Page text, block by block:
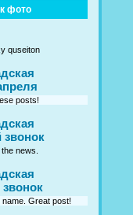
фото
quseiton
posts!
звонок
news.
name. Great post!